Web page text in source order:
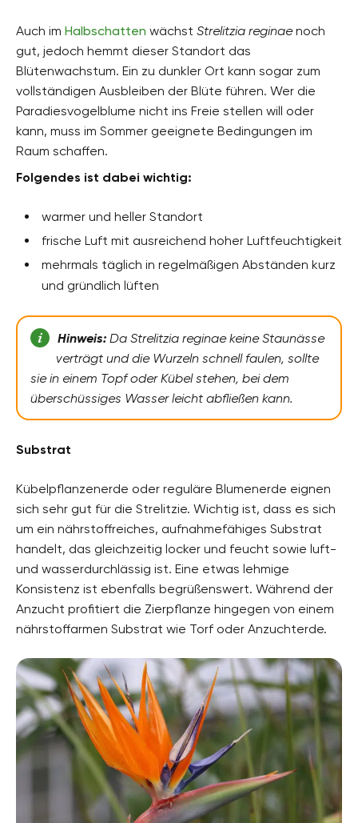
Auch im Halbschatten wächst Strelitzia reginaenoch
gut, jedoch hemmt dieser Standort das
Blütenwachstum. Ein zu dunkler Ort kann sogar zum
vollständigen Ausbleiben der Blüte führen. Wer die
Paradiesvogelblume nicht ins Freie stellen will oder
kann, muss im Sommer geeignete Bedingungen im
Raum schaffen.
Folgendes ist dabei wichtig:
warmer und heller Standort
frische Luft mit ausreichend hoher Luftfeuchtigkeit
mehrmals täglich in regelmäßigen Abständen kurz
und gründlich lüften
Hinweis:Da Strelitzia reginae keine Staunässe
verträgt und die Wurzeln schnell faulen, sollte
sie in einem Topf oder Kübel stehen, bei dem
überschüssiges Wasser leicht abfließen kann.
Substrat
Kübelpflanzenerde oder reguläre Blumenerde eignen
sich sehr gut für die Strelitzie. Wichtig ist, dass es sich
um ein nährstoffreiches, aufnahmefähiges Substrat
handelt, das gleichzeitig locker und feucht sowie luft-
und wasserdurchlässig ist. Eine etwas lehmige
Konsistenz ist ebenfalls begrüßenswert. Während der
Anzucht profitiert die Zierpflanze hingegen von einem
nährstoffarmen Substrat wie Torf oder Anzuchterde.